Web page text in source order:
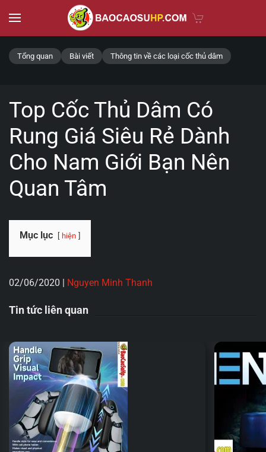
Skip to main content
Tổng quan Bài viết Thông tin về các loại cốc thủ dâm
Top Cốc Thủ Dâm Có
Rung Giá Siêu Rẻ Dành
Cho Nam Giới Bạn Nên
Quan Tâm
Mục lục hiện
02/06/2020 | Nguyen Minh Thanh
Tin tức liên quan